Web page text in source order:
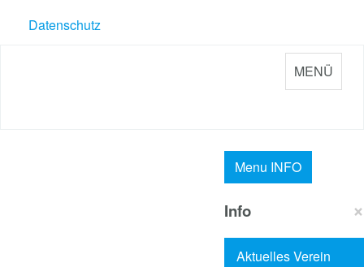
Datenschutz
MENÜ
Menu INFO
×
Info
Aktuelles Verein